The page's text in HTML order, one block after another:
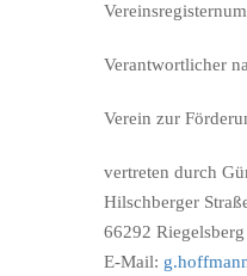
Verantwortlicher
Verein zur
vertreten durch
Hilschberger
66292 Riegelsberg
E-Mail: